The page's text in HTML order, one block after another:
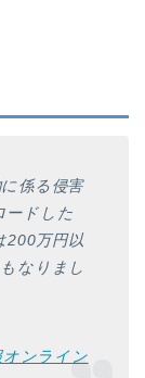
係る侵害
ードした
200万円以
なりまし
オンライン